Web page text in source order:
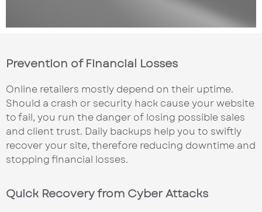
Prevention of Financial Losses
Online retailers mostly depend on their uptime.
Should a crash or security hack cause your website
to fail, you run the danger of losing possible sales
and client trust. Daily backups help you to swiftly
recover your site, therefore reducing downtime and
stopping financial losses.
Quick Recovery from Cyber Attacks